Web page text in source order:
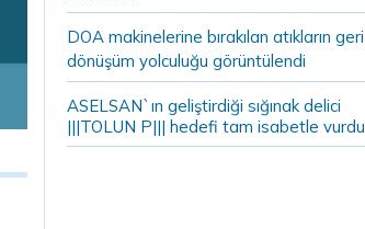
DOA makinelerine bırakılan atıkların geri
dönüşüm yolculuğu görüntülendi
ASELSAN`ın geliştirdiği sığınak delici
|||TOLUN P||| hedefi tam isabetle vurdu